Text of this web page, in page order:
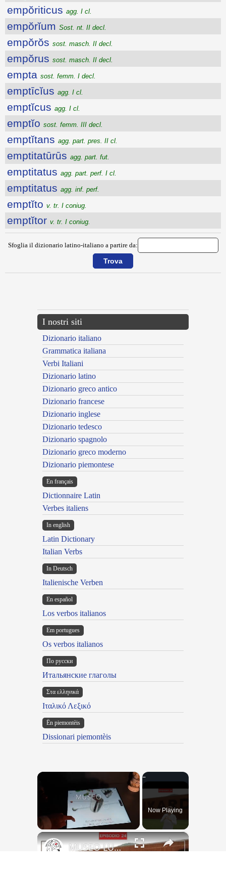
empŏriticus agg. I cl.
empŏrĭum Sost. nt. II decl.
empŏrŏs sost. masch. II decl.
empŏrus sost. masch. II decl.
empta sost. femm. I decl.
emptīcĭus agg. I cl.
emptĭcus agg. I cl.
emptĭo sost. femm. III decl.
emptĭtans agg. part. pres. II cl.
emptitatūrūs agg. part. fut.
emptitatus agg. part. perf. I cl.
emptitatus agg. inf. perf.
emptĭto v. tr. I coniug.
emptĭtor v. tr. I coniug.
Sfoglia il dizionario latino-italiano a partire da:
I nostri siti
Dizionario italiano
Grammatica italiana
Verbi Italiani
Dizionario latino
Dizionario greco antico
Dizionario francese
Dizionario inglese
Dizionario tedesco
Dizionario spagnolo
Dizionario greco moderno
Dizionario piemontese
En français
Dictionnaire Latin
Verbes italiens
In english
Latin Dictionary
Italian Verbs
In Deutsch
Italienische Verben
En español
Los verbos italianos
Em portugues
Os verbos italianos
По русски
Итальянские глаголы
Στα ελληνικά
Ιταλικό Λεξικό
Ën piemontèis
Dissionari piemontèis
×
Unmute
Now Playing
×
MUSEO LUXARDO: Un Viaggio nel Tempo e nel Gusto